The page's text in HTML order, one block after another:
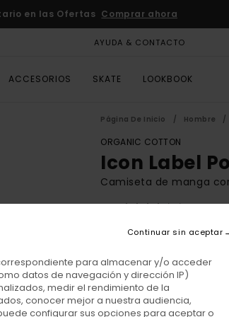
en las Ofertas Comprar ahora
AYUDA & CONTACTO
ACCESORIOS SKATE LOOKBOOK
Página De Inicio Hombre
ORGANIC COTTON
Icon Label
Camiseta de manga
4.7
ECO-BONUS
11,25 €
OFERTAS
DOBLE PROMO -25% EXTRA
para almacenar y/o acceder
datos de navegación y dirección IP)
medir el rendimiento de la
conocer mejor a nuestra audiencia,
configurar sus opciones para aceptar o
Continuar sin aceptar